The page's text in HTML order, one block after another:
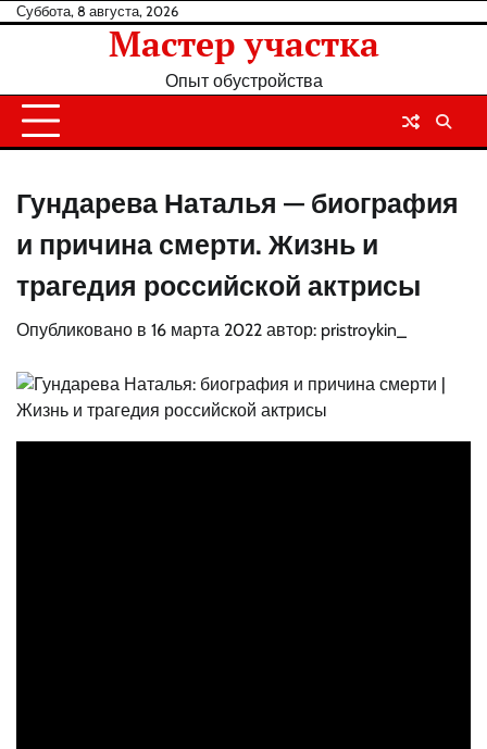
Перейти
Суббота, 8 августа, 2026
Мастер участка
Опыт обустройства
Гундарева Наталья — биография
и причина смерти. Жизнь и
трагедия российской актрисы
Опубликовано в 16 марта 2022 автор: pristroykin_